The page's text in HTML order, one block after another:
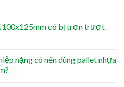
có bị trơn trượt
nặng có nên dùng pallet nhựa